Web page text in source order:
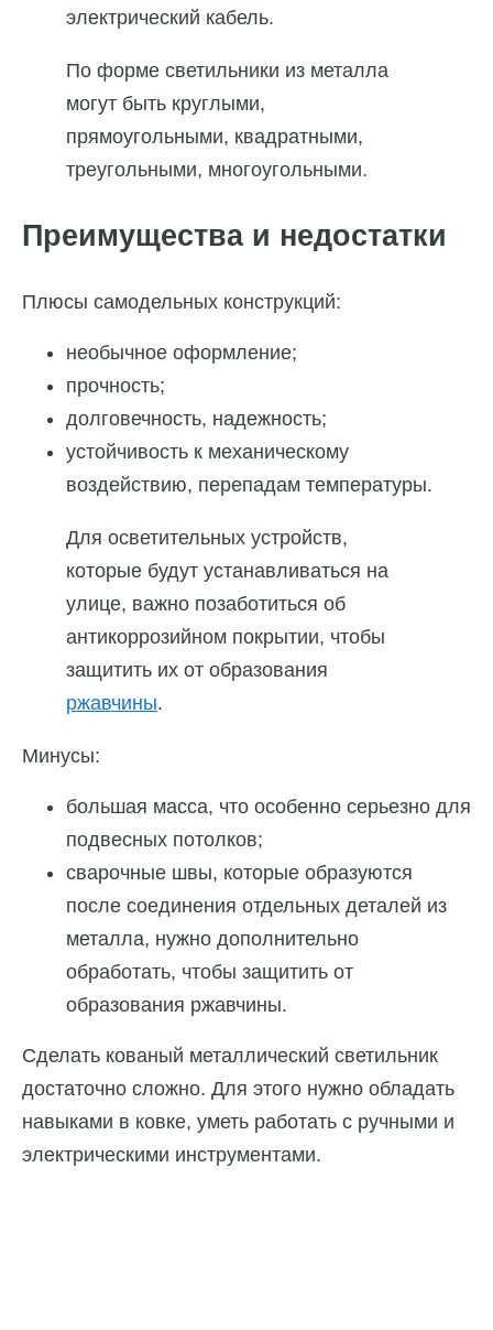
электрический кабель.
По форме светильники из металла
могут быть круглыми,
прямоугольными, квадратными,
треугольными, многоугольными.
Преимущества и недостатки
Плюсы самодельных конструкций:
необычное оформление;
прочность;
долговечность, надежность;
устойчивость к механическому
воздействию, перепадам температуры.
Для осветительных устройств,
которые будут устанавливаться на
улице, важно позаботиться об
антикоррозийном покрытии, чтобы
защитить их от образования
ржавчины.
Минусы:
большая масса, что особенно серьезно для
подвесных потолков;
сварочные швы, которые образуются
после соединения отдельных деталей из
металла, нужно дополнительно
обработать, чтобы защитить от
образования ржавчины.
Сделать кованый металлический светильник
достаточно сложно. Для этого нужно обладать
навыками в ковке, уметь работать с ручными и
электрическими инструментами.